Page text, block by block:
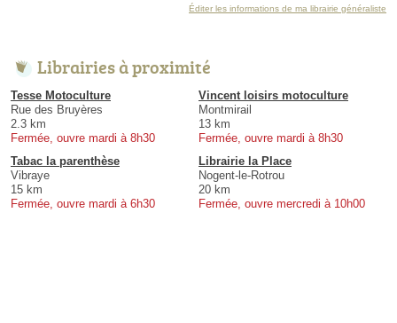
Éditer les informations de ma librairie généraliste
Librairies à proximité
Tesse Motoculture
Rue des Bruyères
2.3 km
Fermée, ouvre mardi à 8h30
Vincent loisirs motoculture
Montmirail
13 km
Fermée, ouvre mardi à 8h30
Tabac la parenthèse
Vibraye
15 km
Fermée, ouvre mardi à 6h30
Librairie la Place
Nogent-le-Rotrou
20 km
Fermée, ouvre mercredi à 10h00